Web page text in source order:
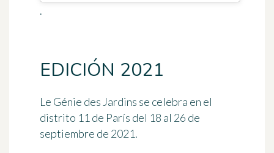
.
EDICIÓN 2021
Le Génie des Jardins se celebra en el
distrito 11 de París del 18 al 26 de
septiembre de 2021.